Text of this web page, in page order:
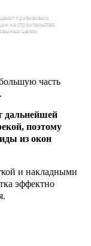
признаками
на строительство
целях
часть
дальнейшей
поэтому
из окон
и накладными
эффектно